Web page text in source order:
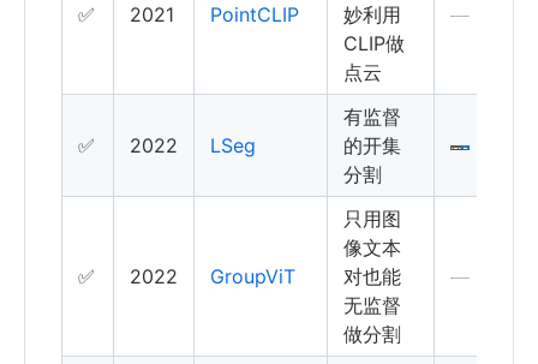
✅ 2021 PointCLIP
妙利用
CLIP做
点云
✅ 2022 LSeg
有监督
的开集
分割
✅ 2022 GroupViT
只用图
像文本
对也能
无监督
做分割